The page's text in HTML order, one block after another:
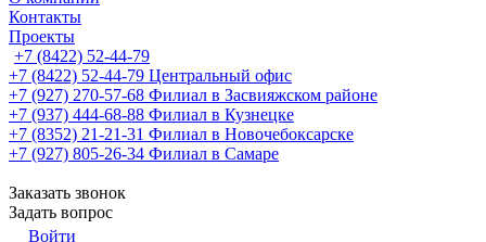
Контакты
Проекты
+7 (8422) 52-44-79
+7 (8422) 52-44-79 Центральный офис
+7 (927) 270-57-68 Филиал в Засвияжском районе
+7 (937) 444-68-88 Филиал в Кузнецке
+7 (8352) 21-21-31 Филиал в Новочебоксарске
+7 (927) 805-26-34 Филиал в Самаре
Заказать звонок
Задать вопрос
Войти